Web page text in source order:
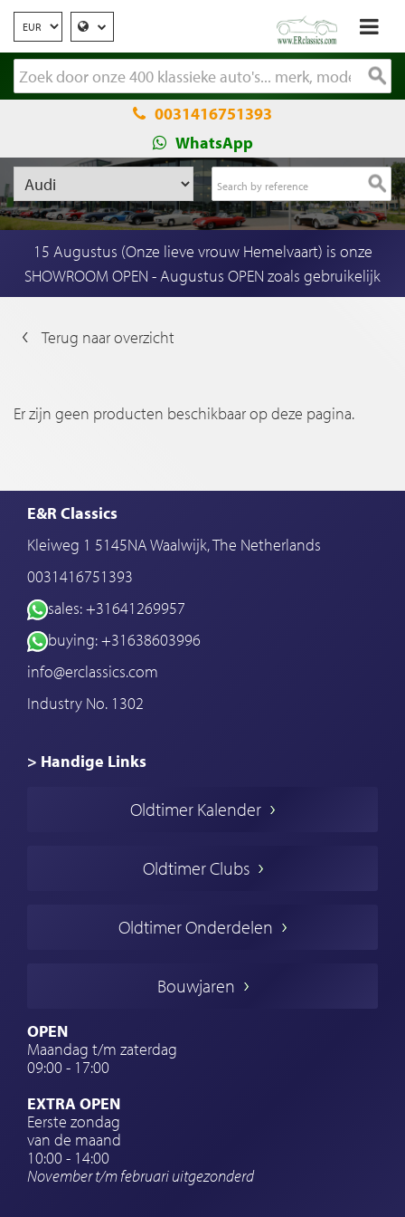
0031416751393
WhatsApp
15 Augustus (Onze lieve vrouw Hemelvaart) is onze
SHOWROOM OPEN - Augustus OPEN zoals gebruikelijk
Terug naar overzicht
Er zijn geen producten beschikbaar op deze pagina.
E&R Classics
Kleiweg 1 5145NA Waalwijk, The Netherlands
0031416751393
sales: +31641269957
buying: +31638603996
info@erclassics.com
Industry No. 1302
> Handige Links
Amerikaanse oldtimers
Franse oldtimers
Zweedse oldtimers
Oldtimer verzekering
Oldtimer reizen
Oldtimerwerkplaats
Automerk horloges
Oldtimer Kalender
Oldtimer Clubs
Oldtimer Onderdelen
Bouwjaren
OPEN
Maandag t/m zaterdag
09:00 - 17:00
EXTRA OPEN
Eerste zondag
van de maand
10:00 - 14:00
November t/m februariuitgezonderd